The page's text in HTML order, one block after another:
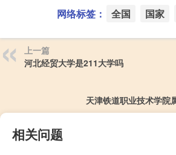
网络标签： 全国 国家
上一篇
河北经贸大学是211大学吗
天津铁道职业技术学院
相关问题